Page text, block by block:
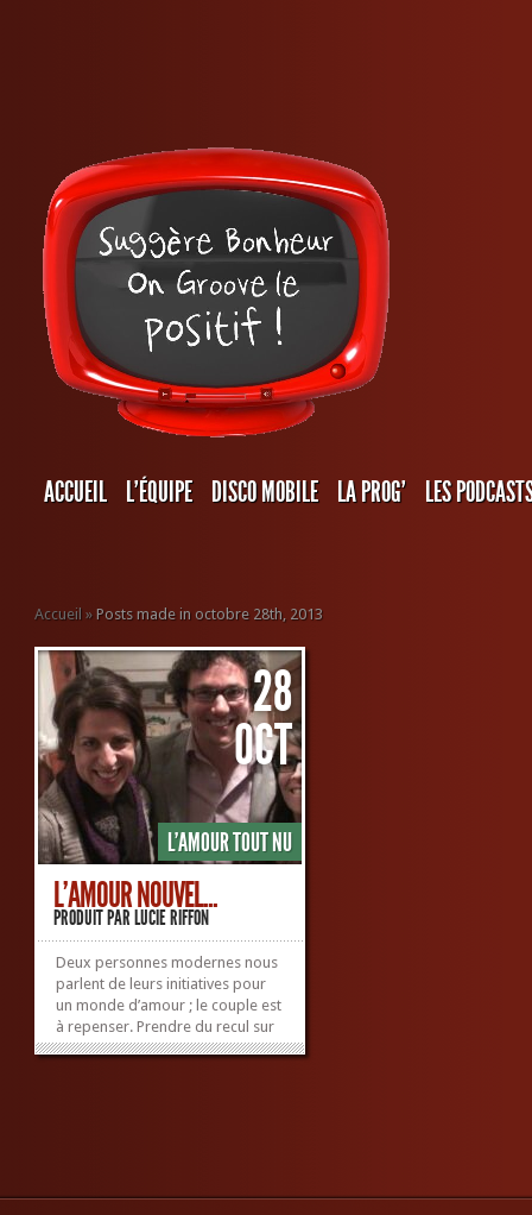
ACCUEIL L’ÉQUIPE DISCO MOBILE LA PROG’ LES
Accueil » Posts made in octobre 28th, 2013
L'AMOUR TOUT NU
OCT
28
L’AMOUR NOUVEL...
PRODUIT PARLUCIE RIFFON
Deux personnes modernes nous
parlent de leurs initiatives pour
un monde d’amour ; le couple est
à repenser. Prendre du recul sur
le couple pour y revenir plus fort.